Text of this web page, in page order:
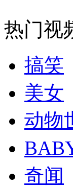
纽约上演“枕
司机酒驾遇
热门视
搞笑
美女
动物
奇闻